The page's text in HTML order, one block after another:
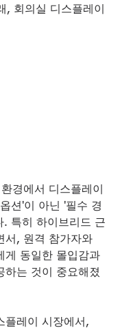
, 회의실 디스플레이
경에서 디스플레이
션'이 아닌 '필수 경
. 특히 하이브리드 근
서, 원격 참가자와
게 동일한 몰입감과
하는 것이 중요해졌
플레이 시장에서,